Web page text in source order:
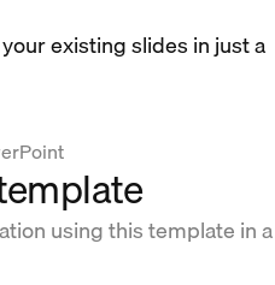
existing slides in just a
using this template in a